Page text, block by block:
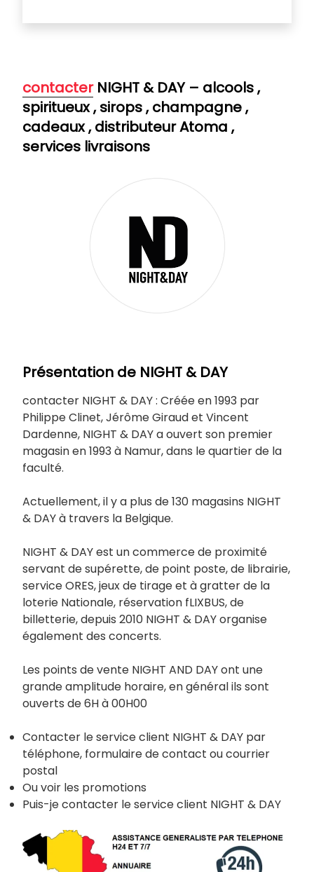
contacterNIGHT & DAY – alcools ,
spiritueux , sirops , champagne ,
cadeaux , distributeur Atoma ,
services livraisons
Présentation de NIGHT & DAY
contacter NIGHT & DAY : Créée en 1993 par
Philippe Clinet, Jérôme Giraud et Vincent
Dardenne, NIGHT & DAY a ouvert son premier
magasin en 1993 à Namur, dans le quartier de la
faculté.
Actuellement, il y a plus de 130 magasins NIGHT
& DAY à travers la Belgique.
NIGHT & DAY est un commerce de proximité
servant de supérette, de point poste, de librairie,
service ORES, jeux de tirage et à gratter de la
loterie Nationale, réservation fLIXBUS, de
billetterie, depuis 2010 NIGHT & DAY organise
également des concerts.
Les points de vente NIGHT AND DAY ont une
grande amplitude horaire, en général ils sont
ouverts de 6H à 00H00
Contacter le service client NIGHT & DAY par
téléphone, formulaire de contact ou courrier
postal
Ou voir les promotions
Puis-je contacter le service client NIGHT & DAY